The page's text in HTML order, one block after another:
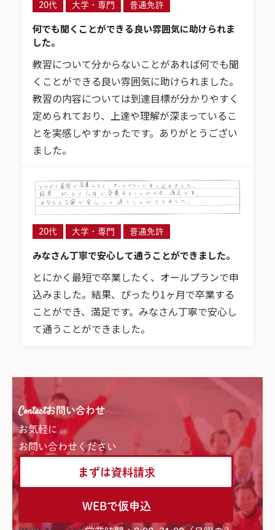
20代 大学・専門 普通免許
何でも聞くことができる良い雰囲気に助けられま
した。
教習について分からないことがあれば何でも聞
くことができる良い雰囲気に助けられました。
教習の内容については到達目標が分かりやすく
定められており、上達や理解が深まっているこ
とを実感しやすかったです。ありがとうござい
ました。
20代 大学・専門 普通免許
みなさん丁寧で安心して通うことができました。
とにかく最短で卒業したく、オールプランで申
込みました。結果、ぴったり1ヶ月で卒業する
ことができ、満足です。みなさん丁寧で安心し
て通うことができました。
Contactお問い合わせ
お気軽に
お問い合わせください
まずは資料請求
WEBで仮申込